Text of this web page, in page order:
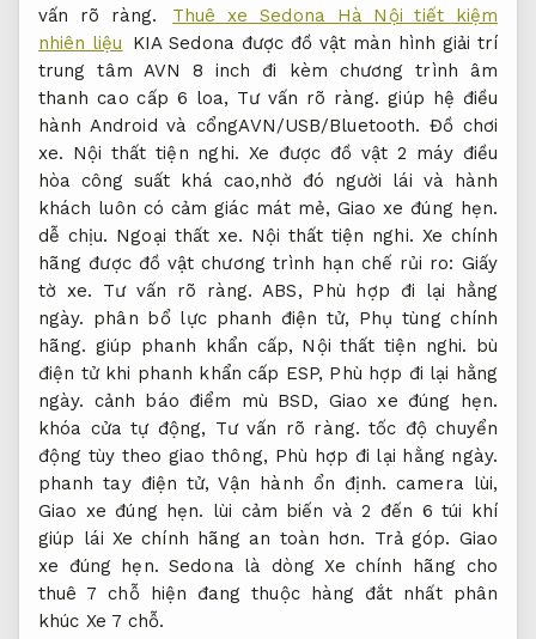
vấn rõ ràng.
Thuê xe Sedona Hà Nội tiết kiệm
nhiên liệu
KIA Sedona được đồ vật màn hình giải trí
trung tâm AVN 8 inch đi kèm chương trình âm
thanh cao cấp 6 loa, Tư vấn rõ ràng. giúp hệ điều
hành Android và cổngAVN/USB/Bluetooth. Đồ chơi
xe. Nội thất tiện nghi. Xe được đồ vật 2 máy điều
hòa công suất khá cao,nhờ đó người lái và hành
khách luôn có cảm giác mát mẻ,Giao xe đúng hẹn.
dễ chịu. Ngoại thất xe. Nội thất tiện nghi. Xe chính
hãng được đồ vật chương trình hạn chế rủi ro: Giấy
tờ xe.
Tư vấn rõ ràng. ABS, Phù hợp đi lại hằng
ngày. phân bổ lực phanh điện tử, Phụ tùng chính
hãng. giúp phanh khẩn cấp, Nội thất tiện nghi. bù
điện tử khi phanh khẩn cấp ESP, Phù hợp đi lại hằng
ngày. cảnh báo điểm mù BSD, Giao xe đúng hẹn.
khóa cửa tự động, Tư vấn rõ ràng. tốc độ chuyển
động tùy theo giao thông, Phù hợp đi lại hằng ngày.
phanh tay điện tử,Vận hành ổn định. camera lùi,
Giao xe đúng hẹn. lùi cảm biến và 2 đến 6 túi khí
giúp lái Xe chính hãng an toàn hơn. Trả góp. Giao
xe đúng hẹn. Sedona là dòng Xe chính hãng cho
thuê 7 chỗ hiện đang thuộc hàng đắt nhất phân
khúc Xe 7 chỗ.